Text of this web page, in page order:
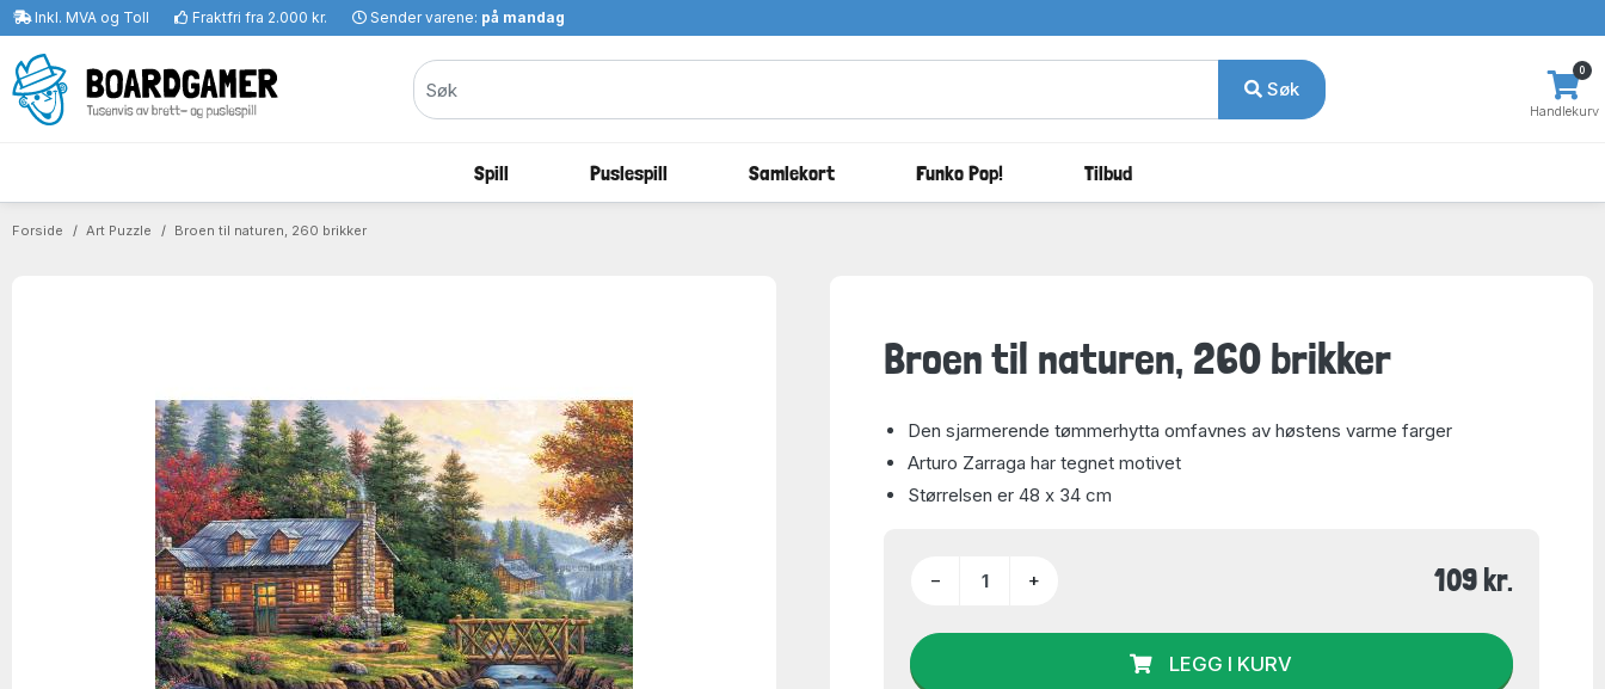
Inkl. MVA og Toll Fraktfri fra 2.000 kr. Sender varene: på mandag
Søk
Handlekurv
0
Spill Puslespill Samlekort Funko Pop! Tilbud
Forside Art Puzzle Broen til naturen, 260 brikker
Broen til naturen, 260 brikker
Den sjarmerende tømmerhytta omfavnes av høstens varme farger
Arturo Zarraga har tegnet motivet
Størrelsen er 48 x 34 cm
− + 109 kr.
LEGG I KURV